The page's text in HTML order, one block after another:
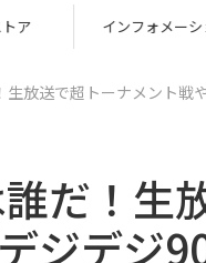
ア インフォメーシ
生放送で超トーナメント戦
誰だ！生
ジデジ